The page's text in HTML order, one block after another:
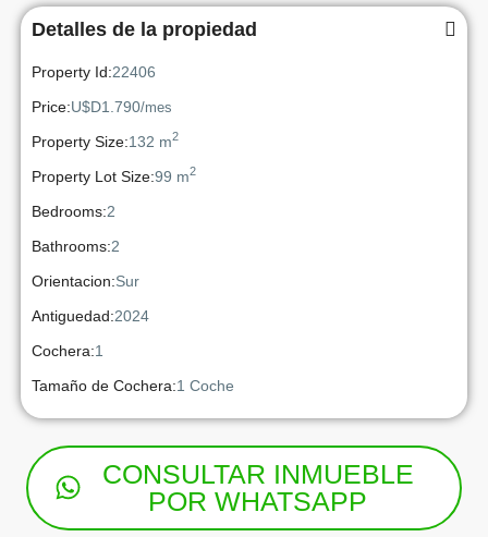
Detalles de la propiedad
Property Id:22406
Price:U$D1.790/mes
Property Size:132 m2
Property Lot Size:99 m2
Bedrooms:2
Bathrooms:2
Orientacion:Sur
Antiguedad:2024
Cochera:1
Tamaño de Cochera:1 Coche
CONSULTAR INMUEBLE
POR WHATSAPP